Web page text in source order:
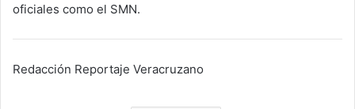
oficiales como el SMN.
Redacción Reportaje Veracruzano